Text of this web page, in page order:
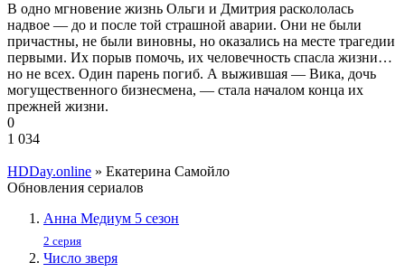
В одно мгновение жизнь Ольги и Дмитрия раскололась
надвое — до и после той страшной аварии. Они не были
причастны, не были виновны, но оказались на месте трагедии
первыми. Их порыв помочь, их человечность спасла жизни…
но не всех. Один парень погиб. А выжившая — Вика, дочь
могущественного бизнесмена, — стала началом конца их
прежней жизни.
0
1 034
HDDay.online » Екатерина Самойло
Обновления сериалов
Анна Медиум 5 сезон
2 серия
Число зверя